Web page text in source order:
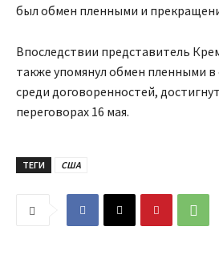
был обмен пленными и
Впоследствии представитель
также упомянул обмен пленными в
среди договоренностей,
переговорах 16 мая.
ТЕГИ США